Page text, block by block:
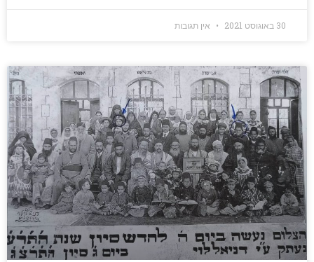
30 באוגוסט 2021 אין תגובות